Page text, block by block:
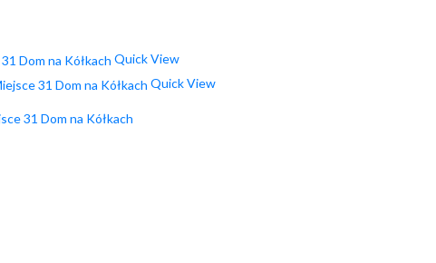
Quick View
Quick View
31 Dom na Kółkach